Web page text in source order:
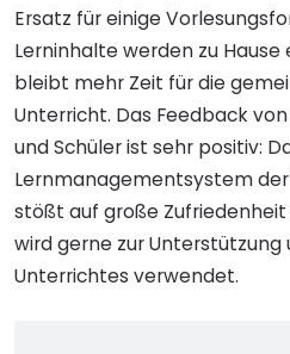
Ersatz für einige
Lerninhalte werden zu
bleibt mehr Zeit für die
Unterricht. Das Feedback
und Schüler ist sehr positiv:
Lernmanagementsystem
stößt auf große
wird gerne zur Unterstützung
Unterrichtes verwendet.